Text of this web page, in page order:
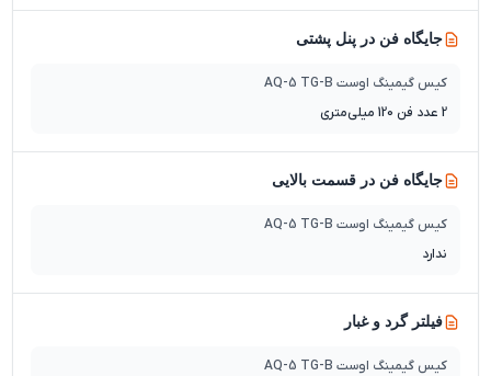
جایگاه فن در پنل پشتی
کیس گیمینگ اوست AQ-5 TG-B
2 عدد فن 120 میلی‌متری
جایگاه فن در قسمت بالایی
کیس گیمینگ اوست AQ-5 TG-B
ندارد
فیلتر گرد و غبار
کیس گیمینگ اوست AQ-5 TG-B